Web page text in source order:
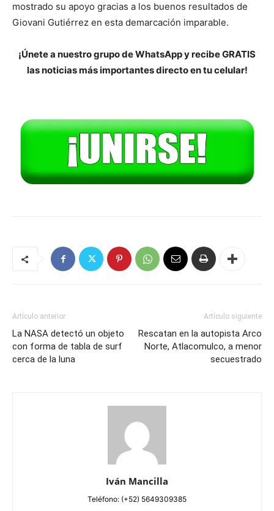
mostrado su apoyo gracias a los buenos resultados de
Giovani Gutiérrez en esta demarcación imparable.
¡Únete a nuestro grupo de WhatsApp y recibe GRATIS
las noticias más importantes directo en tu celular!
Artículo anterior
La NASA detectó un objeto
con forma de tabla de surf
cerca de la luna
Artículo siguiente
Rescatan en la autopista Arco
Norte, Atlacomulco, a menor
secuestrado
Iván Mancilla
Teléfono: (+52) 5649309385